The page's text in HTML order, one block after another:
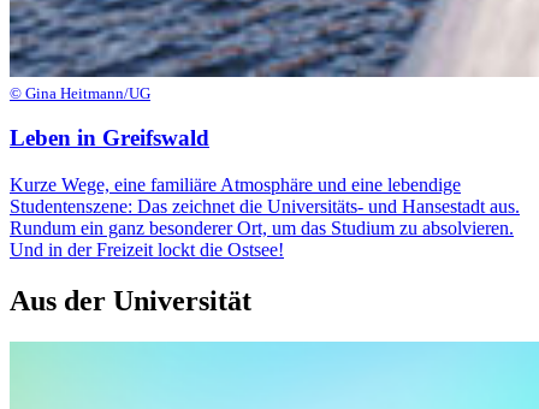
© Gina Heitmann/UG
Leben in Greifswald
Kurze Wege, eine familiäre Atmosphäre und eine lebendige
Studentenszene: Das zeichnet die Universitäts- und Hansestadt aus.
Rundum ein ganz besonderer Ort, um das Studium zu absolvieren.
Und in der Freizeit lockt die Ostsee!
Aus der Universität